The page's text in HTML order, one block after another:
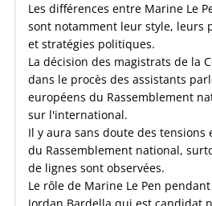
Les différences entre Marine Le
sont notamment leur style, leurs
et stratégies politiques.
La décision des magistrats de la
dans le procès des assistants
européens du Rassemblement
sur l'international.
Il y aura sans doute des tensions
du Rassemblement national,
de lignes sont observées.
Le rôle de Marine Le Pen